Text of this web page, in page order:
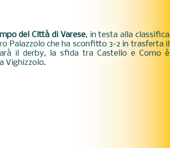
del Città di Varese, in testa alla classifica
Palazzolo che ha sconfitto 3-2 in trasferta il
il derby, la sfida tra Castello e Como è
Vighizzolo.